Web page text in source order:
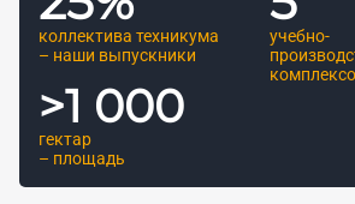
коллектива техникума
– наши выпускники
учебно-
гектар
– площадь
>1 000